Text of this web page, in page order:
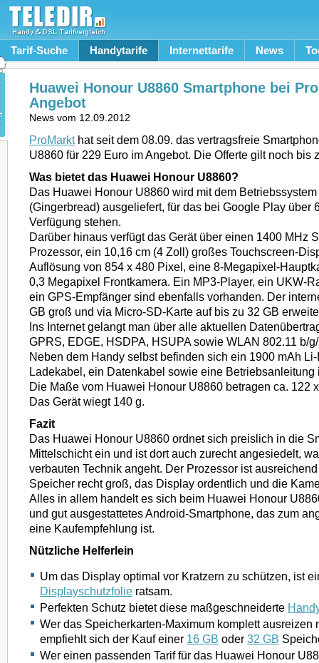
Tarif-Suche Handytarife Internettarife News
Huawei Honour U8860 Smartphone bei
Angebot
News vom 12.09.2012
ProMarkthat seit dem 08.09. das vertragsfreie
U8860 für 229 Euro im Angebot. Die Offerte gilt noch bis
Was bietet das Huawei Honour U8860?
Das Huawei Honour U8860 wird mit dem
(Gingerbread) ausgeliefert, für das bei Google Play über
Verfügung stehen.
Darüber hinaus verfügt das Gerät über einen 1400 MHz
Prozessor, ein 10,16 cm (4 Zoll) großes Touchscreen-
Auflösung von 854 x 480 Pixel, eine 8-Megapixel-
0,3 Megapixel Frontkamera. Ein MP3-Player, ein UKW-
ein GPS-Empfänger sind ebenfalls vorhanden. Der
GB groß und via Micro-SD-Karte auf bis zu 32 GB
Ins Internet gelangt man über alle aktuellen
GPRS, EDGE, HSDPA, HSUPA sowie WLAN 802.11 b/
Neben dem Handy selbst befinden sich ein 1900 mAh
Ladekabel, ein Datenkabel sowie eine Betriebsanleitung
Die Maße vom Huawei Honour U8860 betragen ca. 122
Das Gerät wiegt 140 g.
Fazit
Das Huawei Honour U8860 ordnet sich preislich in die
Mittelschicht ein und ist dort auch zurecht angesiedelt,
verbauten Technik angeht. Der Prozessor ist
Speicher recht groß, das Display ordentlich und die
Alles in allem handelt es sich beim Huawei Honour
und gut ausgestattetes Android-Smartphone, das zum
eine Kaufempfehlung ist.
Nützliche Helferlein
Um das Display optimal vor Kratzern zu schützen, ist
Displayschutzfolie ratsam.
Perfekten Schutz bietet diese maßgeschneiderte
Wer das Speicherkarten-Maximum komplett ausreizen
empfiehlt sich der Kauf einer 16 GB oder 32 GB
Wer einen passenden Tarif für das Huawei Honour